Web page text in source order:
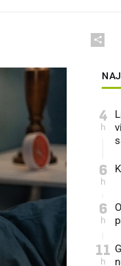
4
h
6
h
6
h
11
h